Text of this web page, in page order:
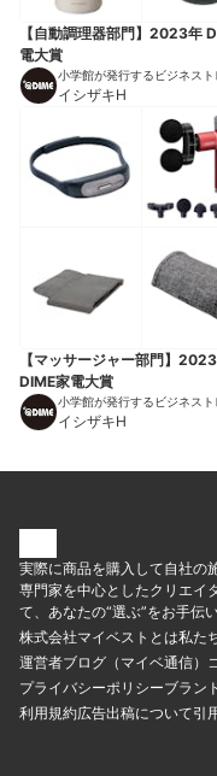
【自動調理器部門】2023年
電大賞
小学館が発行するビジネスト
ガジン
イシザキH
【マッサージャー部門】
DIME家電大賞
小学館が発行するビジネスト
ガジン
イシザキH
実際に商品を購入して自社の
専門家を中心としたクリエイ
て、あなたの“選ぶ”をお手伝
株式会社マイベストとは私た
運営者ブログ（マイベ通信）
プライバシーポリシーブラン
利用規約広告出稿について引